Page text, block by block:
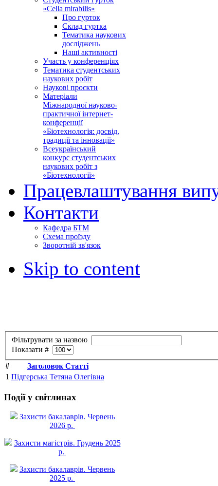
«Cella mirabilis»
Про гурток
Склад гуртка
Тематика наукових
досліджень
Наші активності
Участь у конференціях
Тематика студентських
наукових робіт
Наукові проєкти
Матеріали
Міжнародної науково-
практичної інтернет-
конференції
«Біотехнологія: досвід,
традиції та інновації»
Всеукраїнський
конкурс студентських
наукових робіт з
«Біотехнології»
Працевлаштування
Контакти
Кафедра БТМ
Схема проїзду
Зворотній зв'язок
Skip to content
Фільтрувати за назвою
Показати #
#
Заголовок Статті
1 Підгерська Тетяна Олегівна
Події у світлинах
Захисти бакалаврів. Червень
2026 р.
Захисти магістрів. Грудень 2025
р.
Захисти бакалаврів. Червень
2025 р.